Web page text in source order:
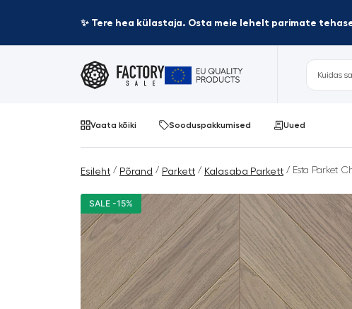
✨ Tere hea külastaja. Osta meie lehelt parimate
Vaata kõiki Sooduspakkumised Uued
Esileht / Põrand / Parkett / Kalasaba Parkett / Esta Parket
SALE -15%